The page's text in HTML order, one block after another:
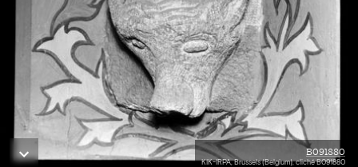
B091880
KIK-IRPA, Brussels (Belgium), cliché B091880